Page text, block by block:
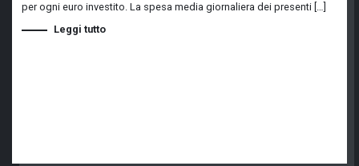
per ogni euro investito. La spesa media giornaliera dei presenti […]
Leggi tutto